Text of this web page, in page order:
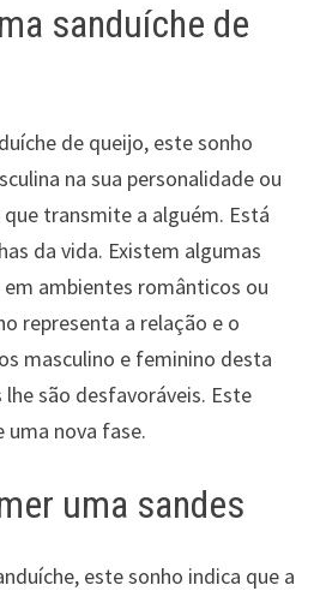
sanduíche de
de queijo, este sonho
na sua personalidade ou
transmite a alguém. Está
da vida. Existem algumas
ambientes românticos ou
representa a relação e o
masculino e feminino desta
são desfavoráveis. Este
uma nova fase.
uma sandes
este sonho indica que a